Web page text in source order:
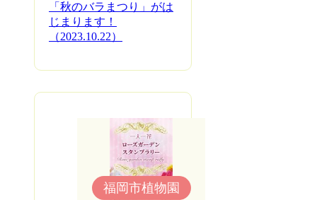
「秋のバラまつり」がは
じまります！
（2023.10.22）
福岡市植物園